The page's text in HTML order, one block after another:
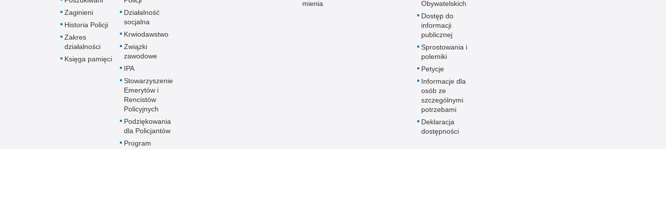
Zaginieni
Historia Policji
Zakres
działalności
Księga pamięci
Działalność
socjalna
Krwiodawstwo
Związki
zawodowe
IPA
Stowarzyszenie
Emerytów i
Rencistów
Policyjnych
Podziękowania
dla Policjantów
Program
mienia
Obywatelskich
Dostęp do
informacji
publicznej
Sprostowania i
polemiki
Petycje
Informacje dla
osób ze
szczególnymi
potrzebami
Deklaracja
dostępności